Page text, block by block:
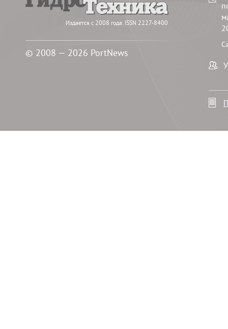
Издается с 2008 года. ISSN 2227-8400
© 2008 — 2026 PortNews